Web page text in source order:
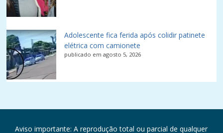
Adolescente fica ferida após colidir patinete
elétrica com camionete
publicado em agosto 5, 2026
Aviso importante: A reprodução total ou parcial de qualquer